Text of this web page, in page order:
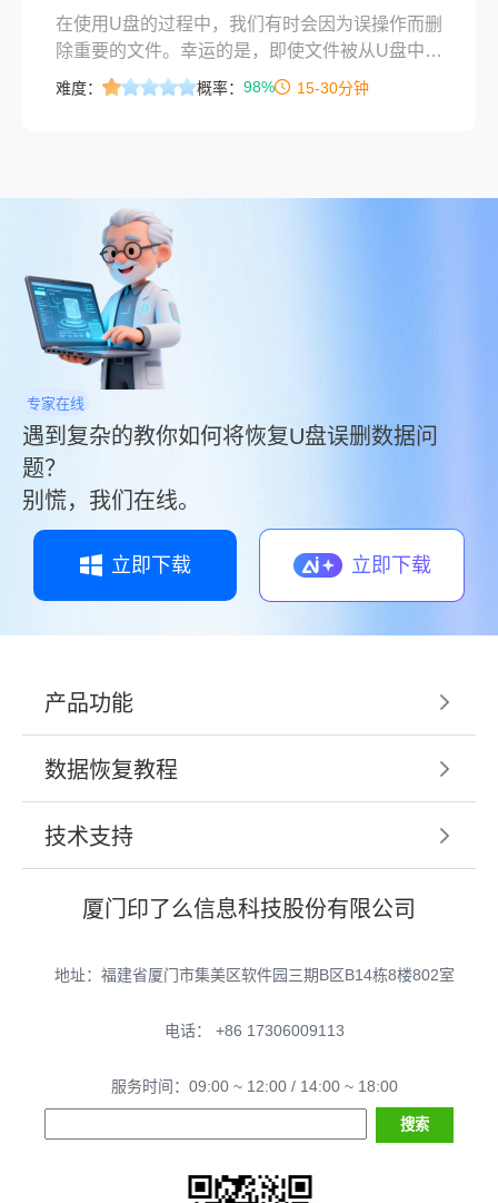
在使用U盘的过程中，我们有时会因为误操作而删
除重要的文件。幸运的是，即使文件被从U盘中删
除了，只要没有新的数据覆盖原有位置，这些文
难度： 概率： 98% 15-30分钟
专家在线
遇到复杂的教你如何将恢复U盘误删数据问
题？
别慌，我们在线。
立即下载 立即下载
产品功能
数据恢复教程
技术支持
厦门印了么信息科技股份有限公司
地址：福建省厦门市集美区软件园三期B区B14栋8楼802室
电话： +86 17306009113
服务时间：09:00 ~ 12:00 / 14:00 ~ 18:00